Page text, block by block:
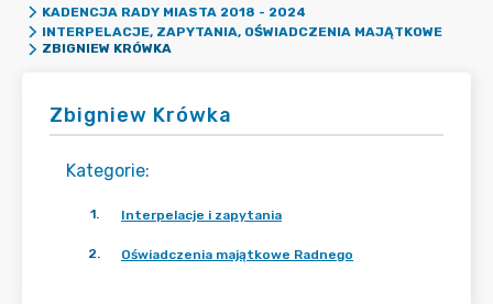
KADENCJA RADY MIASTA 2018 - 2024
INTERPELACJE, ZAPYTANIA, OŚWIADCZENIA MAJĄTKOWE
ZBIGNIEW KRÓWKA
Zbigniew Krówka
Kategorie:
1. Interpelacje i zapytania
2. Oświadczenia majątkowe Radnego